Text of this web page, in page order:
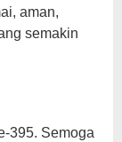
aman,
semakin
395. Semoga